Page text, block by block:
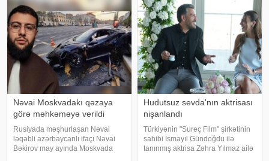
Nəvai Moskvadakı qəzaya
görə məhkəməyə verildi
Rusiyada məşhurlaşan Nəvai
ləqəbli azərbaycanlı ifaçı Nəvai
Bəkirov may ayında Moskvada
Hudutsuz sevda'nın aktrisası
nişanlandı
Türkiyənin "Sureç Film" şirkətinin
sahibi İsmayıl Gündoğdu ilə
tanınmış aktrisa Zəhra Yılmaz ailə